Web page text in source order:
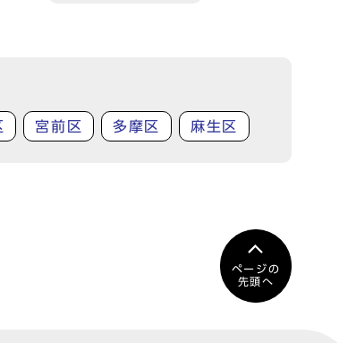
宮前区 多摩区 麻生区
ページの
先頭へ